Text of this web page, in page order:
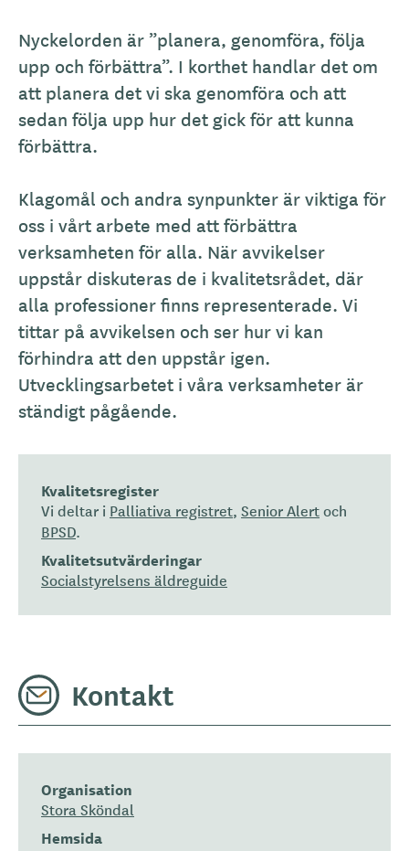
Nyckelorden är ”planera, genomföra, följa
upp och förbättra”. I korthet handlar det om
att planera det vi ska genomföra och att
sedan följa upp hur det gick för att kunna
förbättra.
Klagomål och andra synpunkter är viktiga för
oss i vårt arbete med att förbättra
verksamheten för alla. När avvikelser
uppstår diskuteras de i kvalitetsrådet, där
alla professioner finns representerade. Vi
tittar på avvikelsen och ser hur vi kan
förhindra att den uppstår igen.
Utvecklingsarbetet i våra verksamheter är
ständigt pågående.
Kvalitetsregister
Vi deltar i Palliativa registret, Senior Alertoch
BPSD.
Kvalitetsutvärderingar
Socialstyrelsens äldreguide
Kontakt
Organisation
Stora Sköndal
Hemsida